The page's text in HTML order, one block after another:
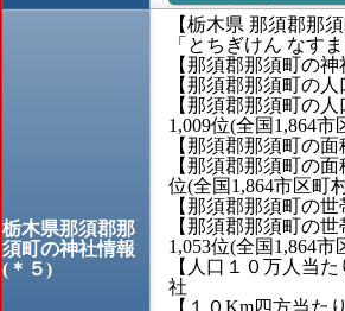
栃木県那須郡那
須町の神社情報
(＊５)
【栃木県 那須郡那
「とちぎけん なすま
【那須郡那須町の
【那須郡那須町の人
【那須郡那須町の
1,009位(全国1,864市
【那須郡那須町の
【那須郡那須町の
位(全国1,864市区町
【那須郡那須町の
【那須郡那須町の
1,053位(全国1,864市
【人口１０万人当
社
【１０Km四方当た